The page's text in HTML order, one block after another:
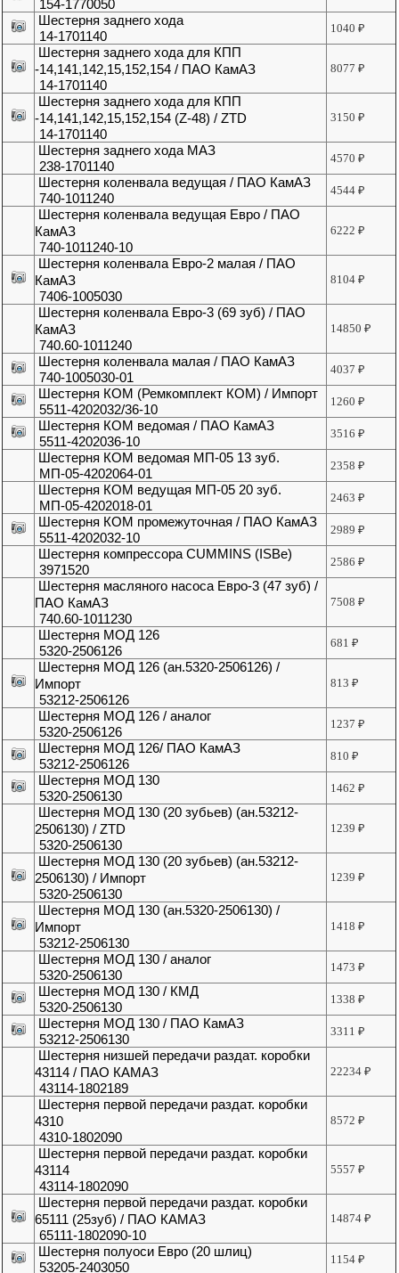
154-1770050
Шестерня заднего хода
14-1701140
1040₽
Шестерня заднего хода для КПП
-14,141,142,15,152,154 / ПАО КамАЗ
14-1701140
8077₽
Шестерня заднего хода для КПП
-14,141,142,15,152,154 (Z-48) / ZTD
14-1701140
3150₽
Шестерня заднего хода МАЗ
238-1701140
4570₽
Шестерня коленвала ведущая / ПАО КамАЗ
740-1011240
4544₽
Шестерня коленвала ведущая Евро / ПАО
КамАЗ
740-1011240-10
6222₽
Шестерня коленвала Евро-2 малая / ПАО
КамАЗ
7406-1005030
8104₽
Шестерня коленвала Евро-3 (69 зуб) / ПАО
КамАЗ
740.60-1011240
14850₽
Шестерня коленвала малая / ПАО КамАЗ
740-1005030-01
4037₽
Шестерня КОМ (Ремкомплект КОМ) / Импорт
5511-4202032/36-10
1260₽
Шестерня КОМ ведомая / ПАО КамАЗ
5511-4202036-10
3516₽
Шестерня КОМ ведомая МП-05 13 зуб.
МП-05-4202064-01
2358₽
Шестерня КОМ ведущая МП-05 20 зуб.
МП-05-4202018-01
2463₽
Шестерня КОМ промежуточная / ПАО КамАЗ
5511-4202032-10
2989₽
Шестерня компрессора CUMMINS (ISBe)
3971520
2586₽
Шестерня масляного насоса Евро-3 (47 зуб) /
ПАО КамАЗ
740.60-1011230
7508₽
Шестерня МОД 126
5320-2506126
681₽
Шестерня МОД 126 (ан.5320-2506126) /
Импорт
53212-2506126
813₽
Шестерня МОД 126 / аналог
5320-2506126
1237₽
Шестерня МОД 126/ ПАО КамАЗ
53212-2506126
810₽
Шестерня МОД 130
5320-2506130
1462₽
Шестерня МОД 130 (20 зубьев) (ан.53212-
2506130) / ZTD
5320-2506130
1239₽
Шестерня МОД 130 (20 зубьев) (ан.53212-
2506130) / Импорт
5320-2506130
1239₽
Шестерня МОД 130 (ан.5320-2506130) /
Импорт
53212-2506130
1418₽
Шестерня МОД 130 / аналог
5320-2506130
1473₽
Шестерня МОД 130 / КМД
5320-2506130
1338₽
Шестерня МОД 130 / ПАО КамАЗ
53212-2506130
3311₽
Шестерня низшей передачи раздат. коробки
43114 / ПАО КАМАЗ
43114-1802189
22234₽
Шестерня первой передачи раздат. коробки
4310
4310-1802090
8572₽
Шестерня первой передачи раздат. коробки
43114
43114-1802090
5557₽
Шестерня первой передачи раздат. коробки
65111 (25зуб) / ПАО КАМАЗ
65111-1802090-10
14874₽
Шестерня полуоси Евро (20 шлиц)
53205-2403050
1154₽